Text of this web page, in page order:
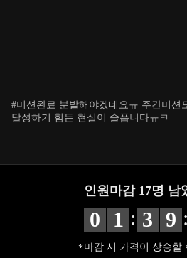
#미션완료 분발해야겠네요ㅠ 주간미션도
달성하기 힘든 현실이 슬픕니다ㅠㅋ
인원마감 17명 남
0 1 : 3 9 :
마감 시 가격이 상승할